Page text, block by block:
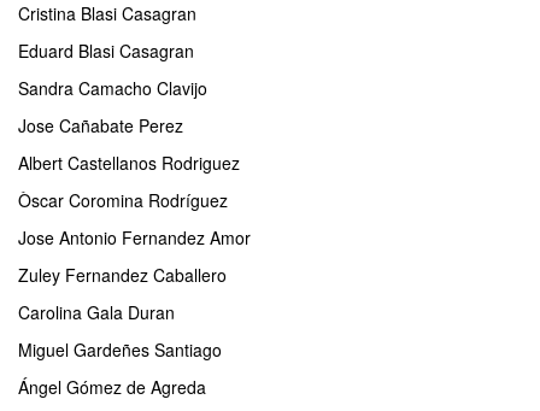
Cristina Blasi Casagran
Eduard Blasi Casagran
Sandra Camacho Clavijo
Jose Cañabate Perez
Albert Castellanos Rodriguez
Òscar Coromina Rodríguez
Jose Antonio Fernandez Amor
Zuley Fernandez Caballero
Carolina Gala Duran
Miguel Gardeñes Santiago
Ángel Gómez de Agreda